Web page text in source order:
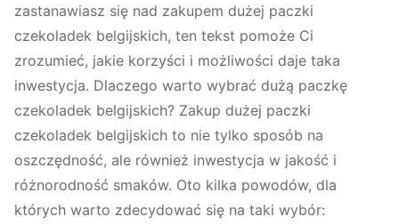
zastanawiasz się nad zakupem dużej paczki
czekoladek belgijskich, ten tekst pomoże Ci
zrozumieć, jakie korzyści i możliwości daje taka
inwestycja. Dlaczego warto wybrać dużą paczkę
czekoladek belgijskich? Zakup dużej paczki
czekoladek belgijskich to nie tylko sposób na
oszczędność, ale również inwestycja w jakość i
różnorodność smaków. Oto kilka powodów, dla
których warto zdecydować się na taki wybór: